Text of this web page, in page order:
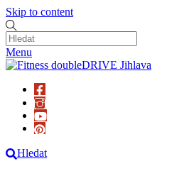
Skip to content
Menu
Hledat